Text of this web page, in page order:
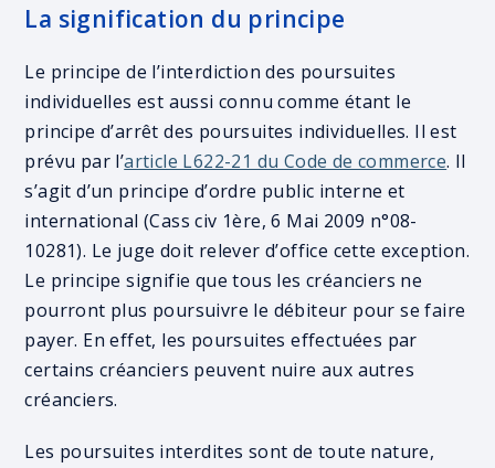
La signification du principe
Le principe de l’interdiction des poursuites
individuelles est aussi connu comme étant le
principe d’arrêt des poursuites individuelles. Il est
prévu par l’article L622-21 du Code de commerce. Il
s’agit d’un principe d’ordre public interne et
international (Cass civ 1ère, 6 Mai 2009 n°08-
10281). Le juge doit relever d’office cette exception.
Le principe signifie que tous les créanciers ne
pourront plus poursuivre le débiteur pour se faire
payer. En effet, les poursuites effectuées par
certains créanciers peuvent nuire aux autres
créanciers.
Les poursuites interdites sont de toute nature,